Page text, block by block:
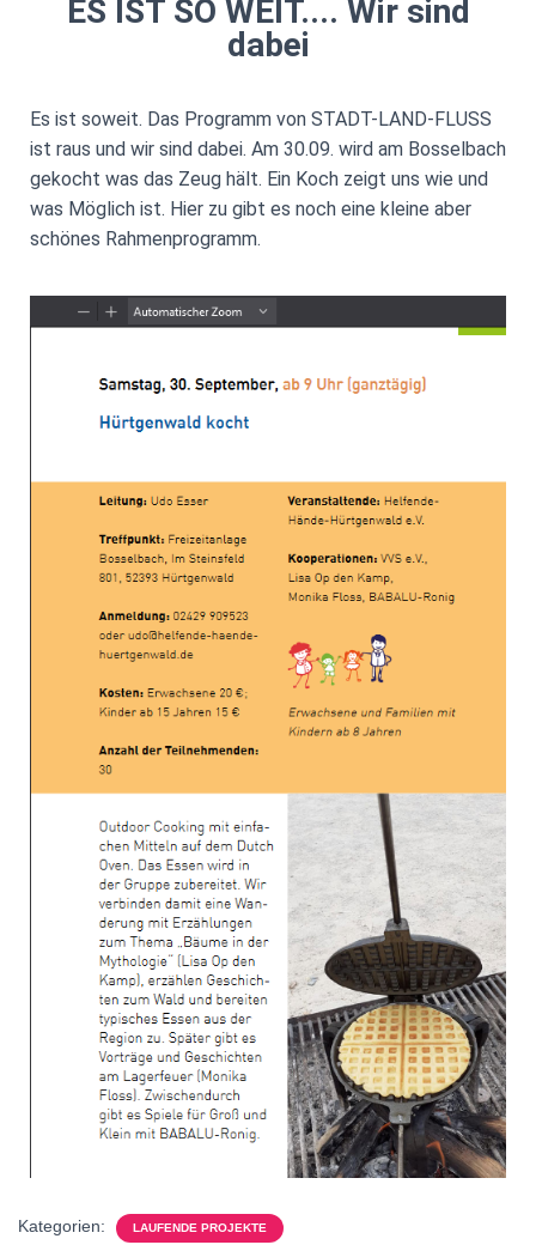
ES IST SO WEIT.... Wir sind
dabei
Es ist soweit. Das Programm von STADT-LAND-FLUSS
ist raus und wir sind dabei. Am 30.09. wird am Bosselbach
gekocht was das Zeug hält. Ein Koch zeigt uns wie und
was Möglich ist. Hier zu gibt es noch eine kleine aber
schönes Rahmenprogramm.
Kategorien: LAUFENDE PROJEKTE